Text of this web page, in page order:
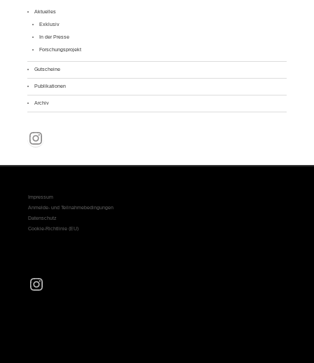
Aktuelles
Exklusiv
In der Presse
Forschungsprojekt
Gutscheine
Publikationen
Archiv
Instagram
Impressum
Anmelde- und Teilnahmebedingungen
Datenschutz
Cookie-Richtlinie (EU)
Instagram